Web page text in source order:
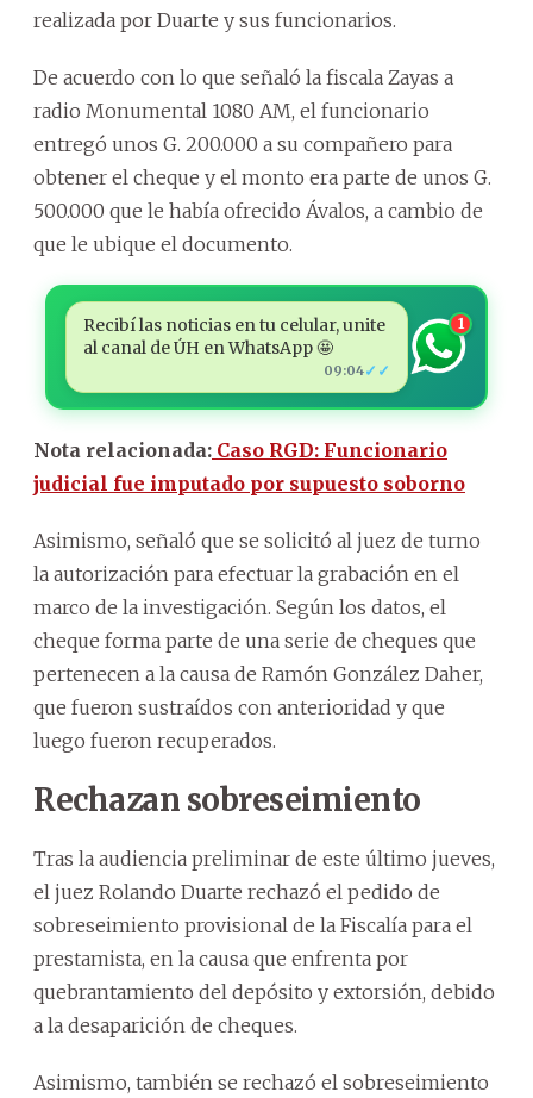
realizada por Duarte y sus funcionarios.
De acuerdo con lo que señaló la fiscala Zayas a
radio Monumental 1080 AM, el funcionario
entregó unos G. 200.000 a su compañero para
obtener el cheque y el monto era parte de unos G.
500.000 que le había ofrecido Ávalos, a cambio de
que le ubique el documento.
Recibí las noticias en tu celular, unite
al canal de ÚH en WhatsApp 🤩
09:04✓✓
1
Nota relacionada: Caso RGD: Funcionario
judicial fue imputado por supuesto soborno
Asimismo, señaló que se solicitó al juez de turno
la autorización para efectuar la grabación en el
marco de la investigación. Según los datos, el
cheque forma parte de una serie de cheques que
pertenecen a la causa de Ramón González Daher,
que fueron sustraídos con anterioridad y que
luego fueron recuperados.
Rechazan sobreseimiento
Tras la audiencia preliminar de este último jueves,
el juez Rolando Duarte rechazó el pedido de
sobreseimiento provisional de la Fiscalía para el
prestamista, en la causa que enfrenta por
quebrantamiento del depósito y extorsión, debido
a la desaparición de cheques.
Asimismo, también se rechazó el sobreseimiento